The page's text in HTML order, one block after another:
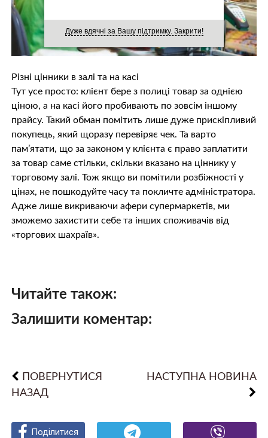
Дуже вдячні за Вашу підтримку. Закрити!
Різні цінники в залі та на касі
Тут усе просто: клієнт бере з полиці товар за однією
ціною, а на касі його пробивають по зовсім іншому
прайсу. Такий обман помітить лише дуже прискіпливий
покупець, який щоразу перевіряє чек. Та варто
пам’ятати, що за законом у клієнта є право заплатити
за товар саме стільки, скільки вказано на ціннику у
торговому залі. Тож якщо ви помітили розбіжності у
цінах, не пошкодуйте часу та покличте адміністратора.
Адже лише викриваючи афери супермаркетів, ми
зможемо захистити себе та інших споживачів від
«торгових шахраїв».
Читайте також:
Залишити коментар:
ПОВЕРНУТИСЯ
НАЗАД
НАСТУПНА НОВИНА
Поділитися